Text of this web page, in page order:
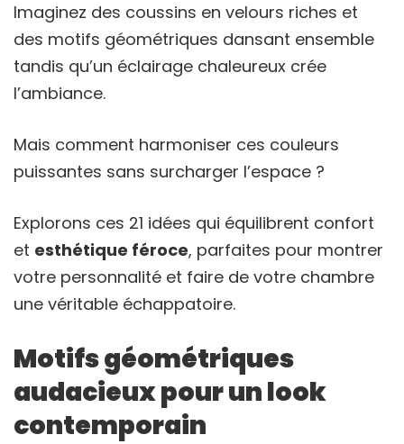
Imaginez des coussins en velours riches et
des motifs géométriques dansant ensemble
tandis qu’un éclairage chaleureux crée
l’ambiance.
Mais comment harmoniser ces couleurs
puissantes sans surcharger l’espace ?
Explorons ces 21 idées qui équilibrent confort
et esthétique féroce, parfaites pour montrer
votre personnalité et faire de votre chambre
une véritable échappatoire.
Motifs géométriques
audacieux pour un look
contemporain